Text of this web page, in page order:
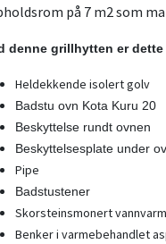
på 7 m2 som
denne grillhytten er
Heldekkende isolert golv
Badstu ovn Kota Kuru 20
Beskyttelse rundt ovnen
Beskyttelsesplate under
Pipe
Badstustener
Skorsteinsmonert
Benker i varmebehandlet